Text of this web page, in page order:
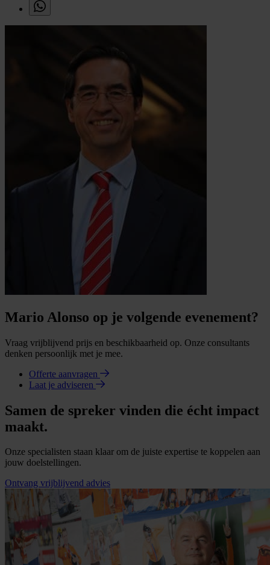
Mario Alonso op je volgende evenement?
Vraag vrijblijvend prijs en beschikbaarheid op. Onze consultants
denken persoonlijk met je mee.
Offerte aanvragen
Laat je adviseren
Samen de spreker vinden die écht impact
maakt.
Onze specialisten staan klaar om de juiste expertise te koppelen aan
jouw doelstellingen.
Ontvang vrijblijvend advies